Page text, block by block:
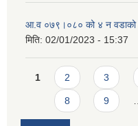
आ.व ०७९।०८० को ४ न‌‍ वडाको
मिति: 02/01/2023 - 15:37
Pages
1 2 3
8 9